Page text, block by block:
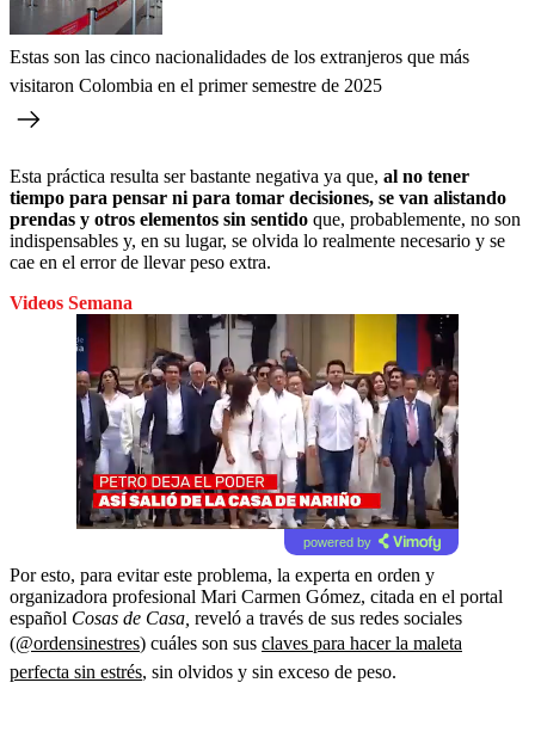
Estas son las cinco nacionalidades de los extranjeros que más
visitaron Colombia en el primer semestre de 2025
Esta práctica resulta ser bastante negativa ya que, al no tener
tiempo para pensar ni para tomar decisiones, se van alistando
prendas y otros elementos sin sentido que, probablemente, no son
indispensables y, en su lugar, se olvida lo realmente necesario y se
cae en el error de llevar peso extra.
Videos Semana
powered by
Por esto, para evitar este problema, la experta en orden y
organizadora profesional Mari Carmen Gómez, citada en el portal
español Cosas de Casa, reveló a través de sus redes sociales
(@ordensinestres) cuáles son sus claves para hacer la maleta
perfecta sin estrés, sin olvidos y sin exceso de peso.